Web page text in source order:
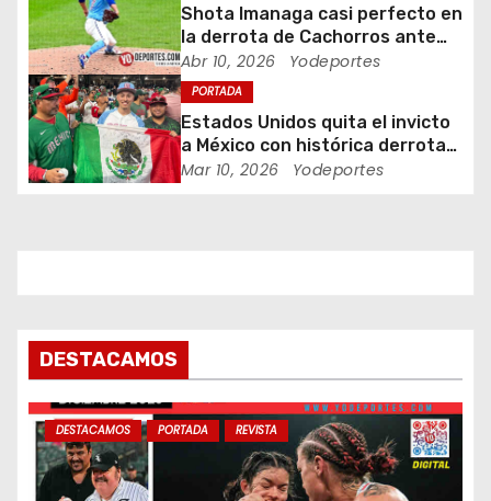
e
n
t
r
s
Shota Imanaga casi perfecto en
la derrota de Cachorros ante
Piratas
Abr 10, 2026 Yodeportes
PORTADA
Estados Unidos quita el invicto
a México con histórica derrota
en Clásico Mundial de Béisbol
Mar 10, 2026 Yodeportes
DESTACAMOS
DESTACAMOS PORTADA REVISTA